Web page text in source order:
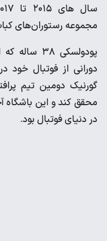
مجموعه رستوران‌های
پودولسکی
گورنیک دومین تیم
محقق کند و این باشگاه
در دنیای فوتبال بود.